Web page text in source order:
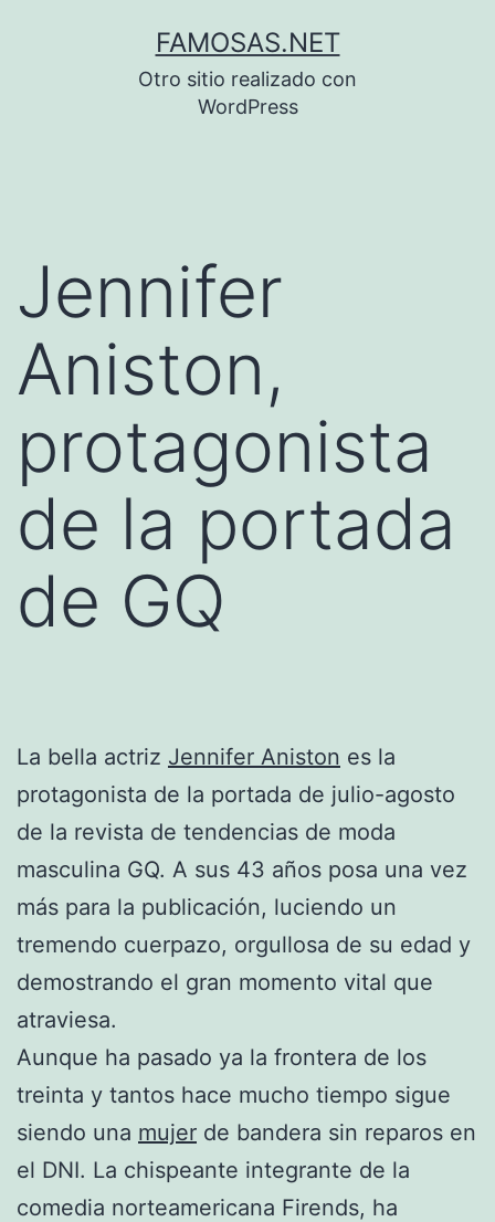
FAMOSAS.NET
Otro sitio realizado con
WordPress
Jennifer
Aniston,
protagonista
de la portada
de GQ
La bella actriz Jennifer Aniston es la
protagonista de la portada de julio-agosto
de la revista de tendencias de moda
masculina GQ. A sus 43 años posa una vez
más para la publicación, luciendo un
tremendo cuerpazo, orgullosa de su edad y
demostrando el gran momento vital que
atraviesa.
Aunque ha pasado ya la frontera de los
treinta y tantos hace mucho tiempo sigue
siendo una mujer de bandera sin reparos en
el DNI. La chispeante integrante de la
comedia norteamericana Firends, ha